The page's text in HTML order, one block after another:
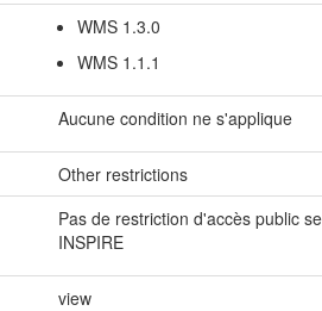
WMS 1.3.0
WMS 1.1.1
Aucune condition ne s'applique
Other restrictions
Pas de restriction d'accès public
INSPIRE
view